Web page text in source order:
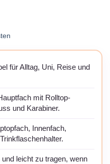
für Alltag, Uni, Reise und
mit Rolltop-
und Karabiner.
Innenfach,
leicht zu tragen, wenn